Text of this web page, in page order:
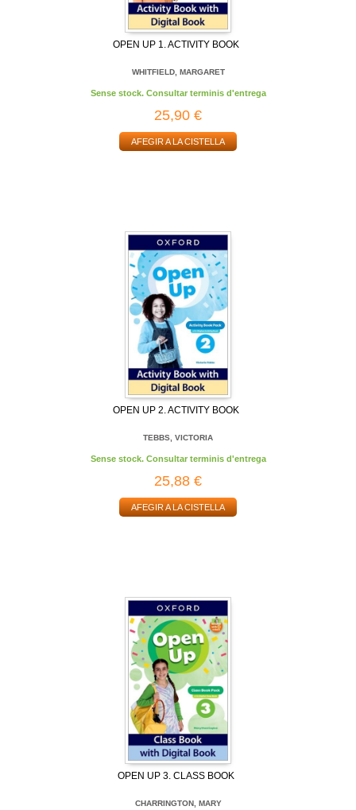
OPEN UP 1. ACTIVITY BOOK
WHITFIELD, MARGARET
Sense stock. Consultar terminis d'entrega
25,90 €
AFEGIR A LA CISTELLA
OPEN UP 2. ACTIVITY BOOK
TEBBS, VICTORIA
Sense stock. Consultar terminis d'entrega
25,88 €
AFEGIR A LA CISTELLA
OPEN UP 3. CLASS BOOK
CHARRINGTON, MARY